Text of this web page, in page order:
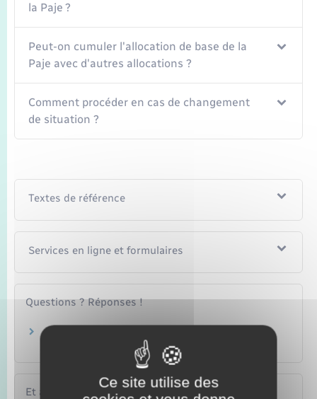
la Paje ?
Peut-on cumuler l'allocation de base de la
Paje avec d'autres allocations ?
Comment procéder en cas de changement
de situation ?
Textes de référence
Services en ligne et formulaires
Questions ? Réponses !
Que comprend la prestation d'accueil du jeune
Et aussi
Ce site utilise des